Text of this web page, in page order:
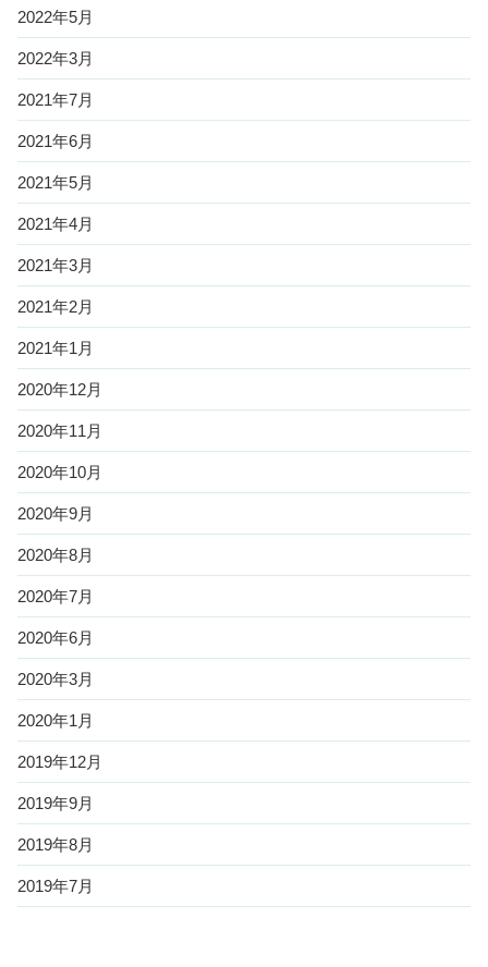
2022年5月
2022年3月
2021年7月
2021年6月
2021年5月
2021年4月
2021年3月
2021年2月
2021年1月
2020年12月
2020年11月
2020年10月
2020年9月
2020年8月
2020年7月
2020年6月
2020年3月
2020年1月
2019年12月
2019年9月
2019年8月
2019年7月